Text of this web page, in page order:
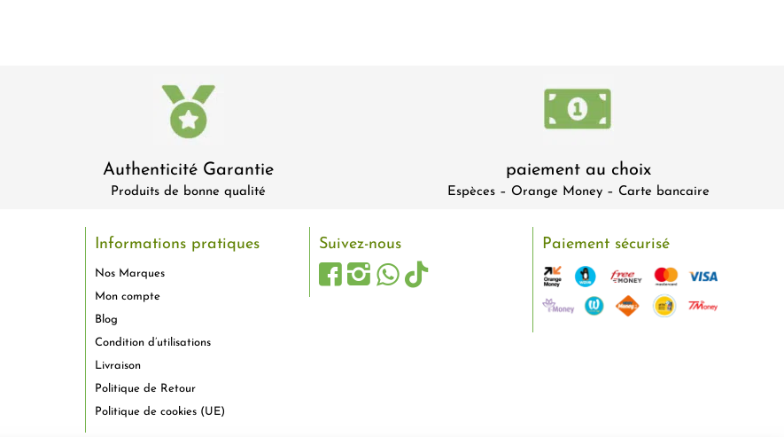
Authenticité Garantie
Produits de bonne qualité
paiement au choix
Espèces – Orange Money – Carte bancaire
Informations pratiques
Nos Marques
Mon compte
Blog
Condition d’utilisations
Livraison
Politique de Retour
Politique de cookies (UE)
Suivez-nous Paiement sécurisé